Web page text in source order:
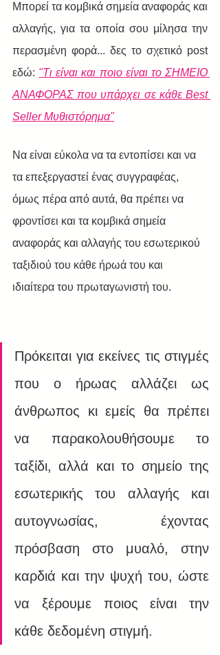
Μπορεί τα κομβικά σημεία αναφοράς και
αλλαγής, για τα οποία σου μίλησα την
περασμένη φορά... δες το σχετικό post
εδώ: "Τι είναι και ποιο είναι το ΣΗΜΕΙΟ
ΑΝΑΦΟΡΑΣ που υπάρχει σε κάθε Best
Seller Mυθιστόρημα"
Να είναι εύκολα να τα εντοπίσει και να
τα επεξεργαστεί ένας συγγραφέας,
όμως πέρα από αυτά, θα πρέπει να
φροντίσει και τα κομβικά σημεία
αναφοράς και αλλαγής του εσωτερικού
ταξιδιού του κάθε ήρωά του και
ιδιαίτερα του πρωταγωνιστή του.
Πρόκειται για εκείνες τις στιγμές
που ο ήρωας αλλάζει ως
άνθρωπος κι εμείς θα πρέπει
να παρακολουθήσουμε το
ταξίδι, αλλά και το σημείο της
εσωτερικής του αλλαγής και
αυτογνωσίας, έχοντας
πρόσβαση στο μυαλό, στην
καρδιά και την ψυχή του, ώστε
να ξέρουμε ποιος είναι την
κάθε δεδομένη στιγμή.